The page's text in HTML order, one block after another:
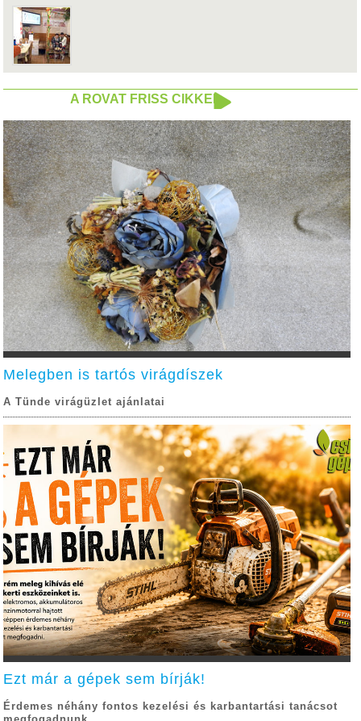
A ROVAT FRISS CIKKEI
Melegben is tartós virágdíszek
A Tünde virágüzlet ajánlatai
Ezt már a gépek sem bírják!
Érdemes néhány fontos kezelési és karbantartási tanácsot